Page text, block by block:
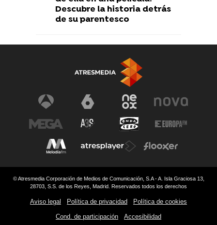
Descubre la historia detrás
de su parentesco
© Atresmedia Corporación de Medios de Comunicación, S.A - A. Isla Graciosa 13,
28703, S.S. de los Reyes, Madrid. Reservados todos los derechos
Aviso legal Política de privacidad Política de cookies
Cond. de participación Accesibilidad